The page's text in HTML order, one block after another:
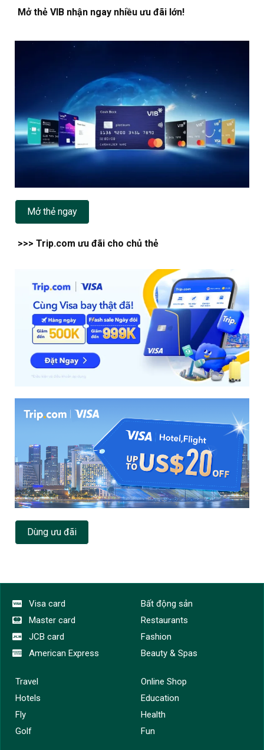
Mở thẻ VIB nhận ngay nhiều ưu đãi lớn!
Mở thẻ ngay
>>> Trip.com ưu đãi cho chủ thẻ
Dùng ưu đãi
Visa card
Master card
JCB card
American Express
Bất động sản
Restaurants
Fashion
Beauty & Spas
Travel
Hotels
Fly
Golf
Online Shop
Education
Health
Fun